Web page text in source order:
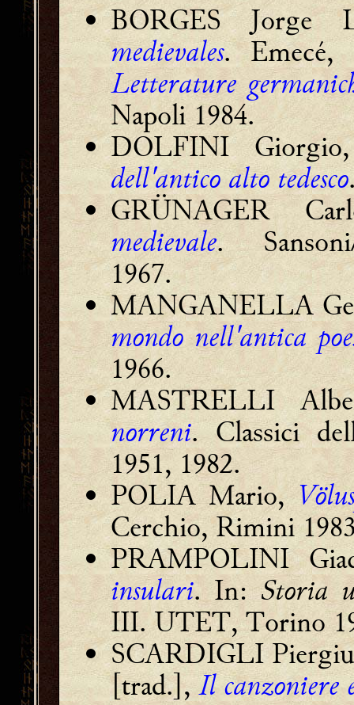
BORGES
medievales.
Letterature
Napoli 1984.
DOLFINI
dell'antico alto tedesco
GRÜNAGER
medievale.
1967.
MANGANELLA
mondo nell'antica
1966.
MASTRELLI
norreni. Classici
1951, 1982.
POLIA Mario,
Cerchio, Rimini
PRAMPOLINI
insulari. In:Storia
III. UTET, Torino
SCARDIGLI
[trad.],Il canzoniere